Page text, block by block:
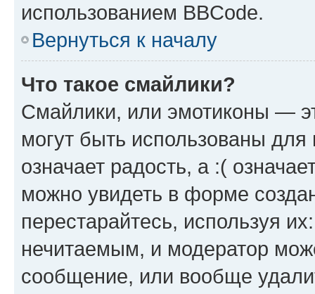
использованием BBCode.
Вернуться к началу
Что такое смайлики?
Смайлики, или эмотиконы —
могут быть использованы
означает радость, а :(
можно увидеть в форме
перестарайтесь, используя
нечитаемым, и модератор
сообщение, или вообще